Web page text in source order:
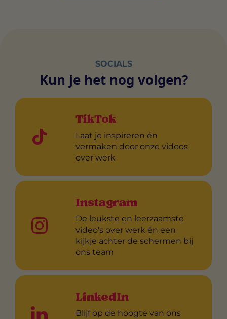
SOCIALS
Kun je het nog volgen?
TikTok
Laat je inspireren én
vermaken door onze videos
over werk
Instagram
De leukste en leerzaamste
video's over werk én een
kijkje achter de schermen bij
ons team
LinkedIn
Blijf op de hoogte van ons